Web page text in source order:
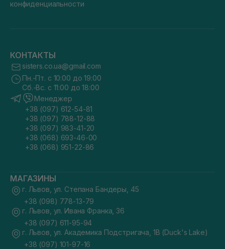
конфиденциальности
КОНТАКТЫ
sisters.co.ua@gmail.com
Пн.-Пт. с 10:00 до 19:00
Сб.-Вс. с 11:00 до 18:00
Менеджер
+38 (097) 612-54-81
+38 (097) 788-12-88
+38 (097) 983-41-20
+38 (068) 693-46-00
+38 (068) 951-22-86
МАГАЗИНЫ
г. Львов, ул. Степана Бандеры, 45
+38 (098) 778-13-79
г. Львов, ул. Ивана Франка, 36
+38 (097) 611-95-94
г. Львов, ул. Академика Подстригача, 1В (Duck's Lake)
+38 (097) 101-97-16